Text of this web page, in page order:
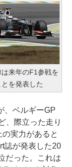
来年のF1参戦を
を発表した
、ベルギーGP
、際立った走り
実力があると
誌が発表した20
だった。これは